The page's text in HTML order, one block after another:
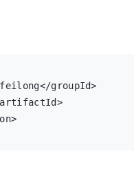
groupId>
artifactId>
>